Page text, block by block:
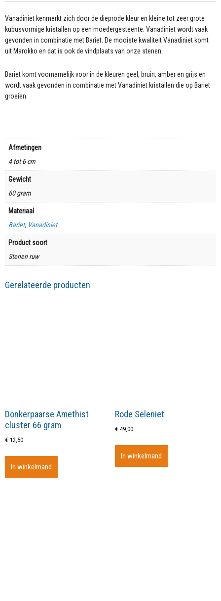
Bariet
60
gram
aantal
Vanadiniet kenmerkt zich door de dieprode kleur en kleine tot zeer grote
kubusvormige kristallen op een moedergesteente. Vanadiniet wordt vaak
gevonden in combinatie met Bariet. De mooiste kwaliteit Vanadiniet komt
uit Marokko en dat is ook de vindplaats van onze stenen.
Bariet komt voornamelijk voor in de kleuren geel, bruin, amber en grijs en
wordt vaak gevonden in combinatie met Vanadiniet kristallen die op Bariet
groeien.
Afmetingen
4 tot 6 cm
Gewicht
60 gram
Materiaal
Bariet, Vanadiniet
Product soort
Stenen ruw
Gerelateerde producten
Donkerpaarse Amethist
cluster 66 gram
€ 12,50
In winkelmand
Rode Seleniet
€ 49,00
In winkelmand